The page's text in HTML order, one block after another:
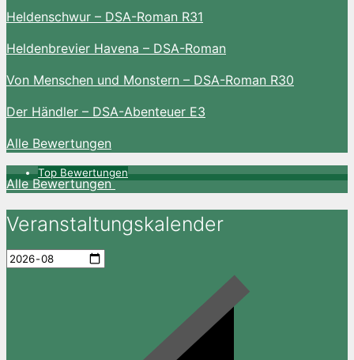
Heldenschwur – DSA-Roman R31
Heldenbrevier Havena – DSA-Roman
Von Menschen und Monstern – DSA-Roman R30
Der Händler – DSA-Abenteuer E3
Alle Bewertungen
Top Bewertungen
Alle Bewertungen
Veranstaltungskalender